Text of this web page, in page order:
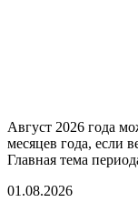
Август 2026 года
месяцев года, если
Главная тема
01.08.2026